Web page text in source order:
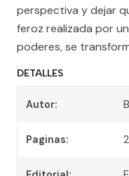
perspectiva y dejar
feroz realizada por
poderes, se
DETALLES
Autor:
Paginas: